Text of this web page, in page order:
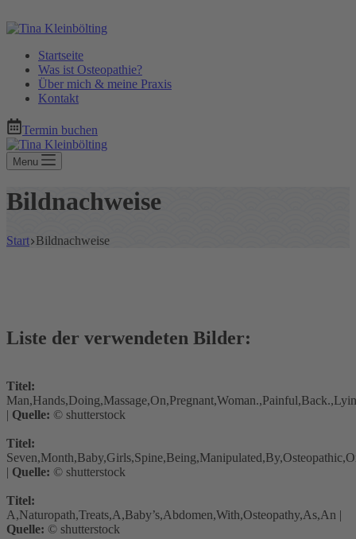
Startseite
Was ist Osteopathie?
Über mich & meine Praxis
Kontakt
Termin buchen
Menu
Bildnachweise
Start Bildnachweise
Liste der verwendeten Bilder:
Titel:
| Quelle: © shutterstock
Titel:
| Quelle: © shutterstock
Titel:
A,Naturopath,Treats,A,Baby’s,Abdomen,With,Osteopathy,As,An |
Quelle: © shutterstock